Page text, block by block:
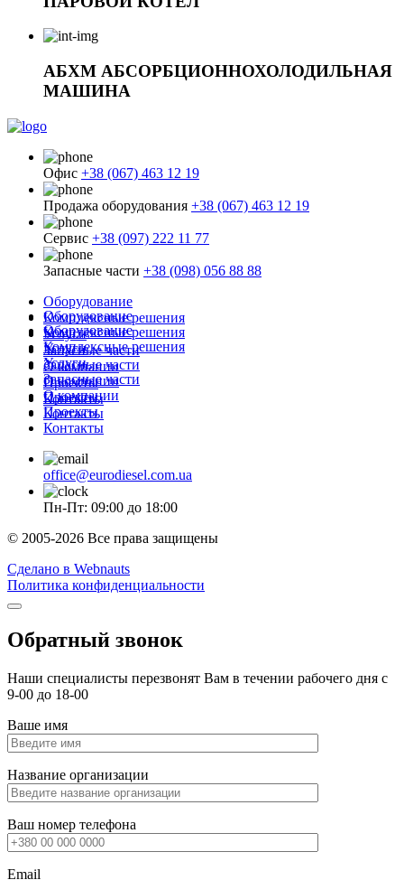
АБХМ АБСОРБЦИОННОХОЛОДИЛЬНАЯ
МАШИНА
Офис +38 (067) 463 12 19
Продажа оборудования +38 (067) 463 12 19
Сервис +38 (097) 222 11 77
Запасные части +38 (098) 056 88 88
Оборудование
Комплексные решения
Услуги
Запасные части
О компании
Проекты
Контакты
Оборудование
Комплексные решения
Услуги
Запасные части
О компании
Проекты
Контакты
Оборудование
Комплексные решения
Услуги
Запасные части
О компании
Проекты
Контакты
office@eurodiesel.com.ua
Пн-Пт: 09:00 до 18:00
© 2005-2026 Все права защищены
Сделано в Webnauts
Политика конфиденциальности
Обратный звонок
Наши специалисты перезвонят Вам в течении рабочего дня с
9-00 до 18-00
Ваше имя
Название организации
Ваш номер телефона
Email